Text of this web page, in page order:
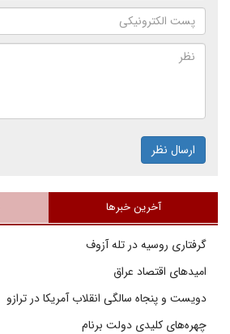
ارسال نظر
آخرین خبرها
گرفتاری روسیه در تله آزوف
امیدهای اقتصاد عراق
دویست و پنجاه سالگی انقلاب آمریکا در ترازو
چهره‌های کلیدی دولت برنام